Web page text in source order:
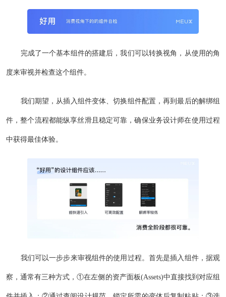
完成了一个基本组件的搭建后，我们可以转换视角，从使用的角
度来审视并检查这个组件。
我们期望，从插入组件变体、切换组件配置，再到最后的解绑组
件，整个流程都能纵享丝滑且稳定可靠，确保业务设计师在使用过程
中获得最佳体验。
我们可以一步步来审视组件的使用过程。首先是插入组件，据观
察，通常有三种方式，①在左侧的资产面板(Assets)中直接找到对应组